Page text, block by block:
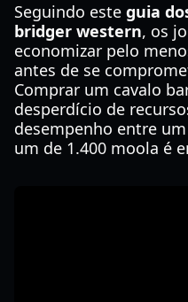
Seguindo este guia
bridger western, os
economizar pelo
antes de se
Comprar um cavalo
desperdício de
desempenho entre
um de 1.400 moola é